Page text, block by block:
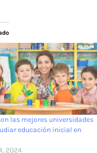
las mejores universidades
educación inicial en
2024